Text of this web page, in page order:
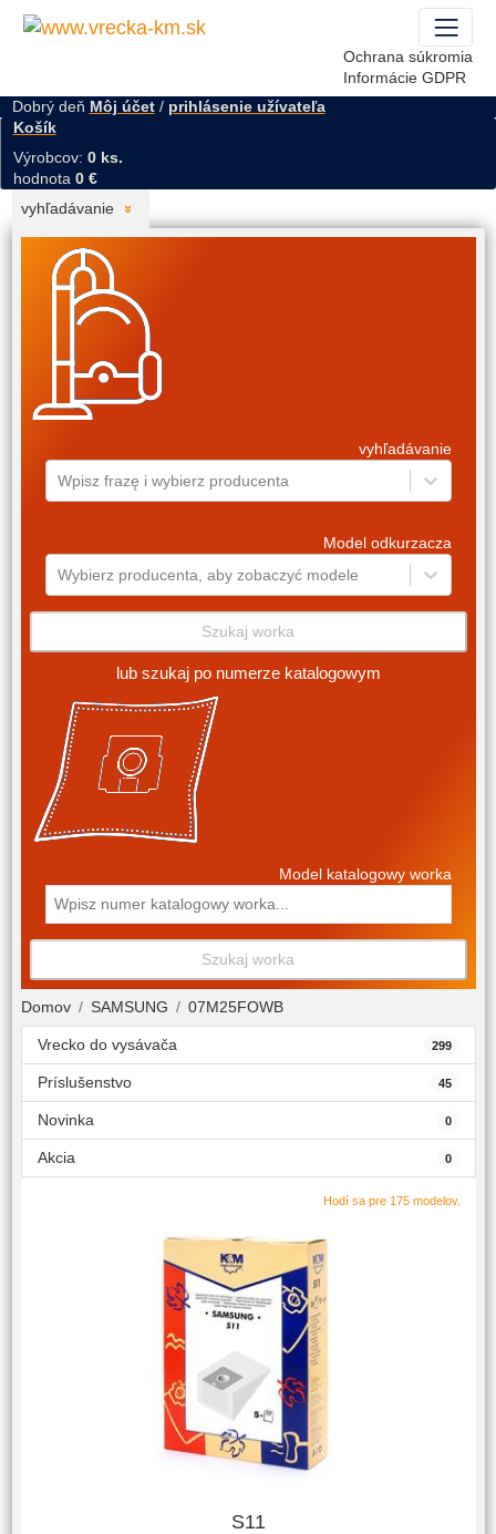
Ochrana súkromia
Informácie GDPR
Dobrý deň Môj účet/ prihlásenie užívateľa
Košík
Výrobcov: 0 ks.
hodnota 0 €
vyhľadávanie
vyhľadávanie
Wpisz frazę i wybierz producenta
Model odkurzacza
Wybierz producenta, aby zobaczyć modele
Szukaj worka
lub szukaj po numerze katalogowym
Model katalogowy worka
Szukaj worka
Domov SAMSUNG 07M25FOWB
Vrecko do vysávača 299
Príslušenstvo 45
Novinka 0
Akcia 0
Hodí sa pre 175 modelov.
S11